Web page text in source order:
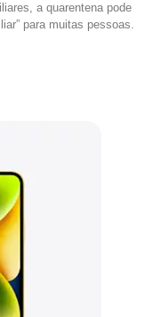
a quarentena pode
para muitas pessoas.